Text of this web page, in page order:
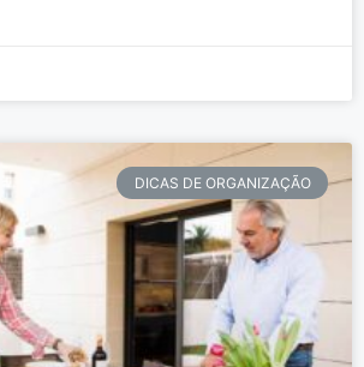
DICAS DE ORGANIZAÇÃO